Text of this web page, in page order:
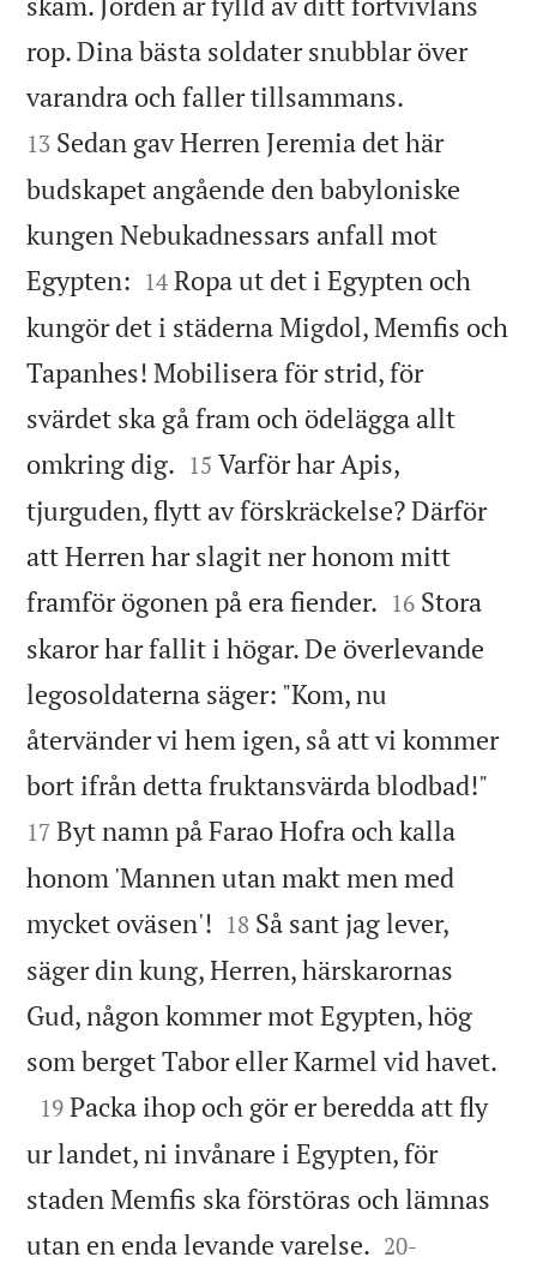
rop. Dina bästa soldater snubblar över
varandra och faller tillsammans.
13 Sedan gav Herren Jeremia det här
budskapet angående den babyloniske
kungen Nebukadnessars anfall mot
Egypten: 

14 Ropa ut det i Egypten och
kungör det i städerna Migdol, Memfis och
Tapanhes! Mobilisera för strid, för
svärdet ska gå fram och ödelägga allt
omkring dig. 

15 Varför har Apis,
tjurguden, flytt av förskräckelse? Därför
att Herren har slagit ner honom mitt
framför ögonen på era fiender. 

16 Stora
skaror har fallit i högar. De överlevande
legosoldaterna säger: "Kom, nu
återvänder vi hem igen, så att vi kommer
bort ifrån detta fruktansvärda blodbad!"
17 Byt namn på Farao Hofra och kalla
honom 'Mannen utan makt men med
mycket oväsen'! 

18 Så sant jag lever,
säger din kung, Herren, härskarornas
Gud, någon kommer mot Egypten, hög
som berget Tabor eller Karmel vid havet.

19 Packa ihop och gör er beredda att fly
ur landet, ni invånare i Egypten, för
staden Memfis ska förstöras och lämnas
utan en enda levande varelse. 

20-